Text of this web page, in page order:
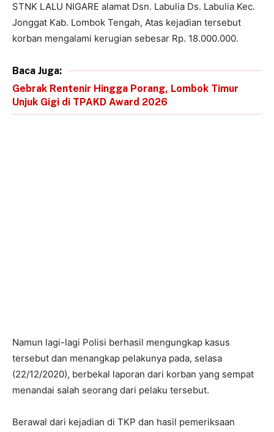
STNK LALU NIGARE alamat Dsn. Labulia Ds. Labulia Kec.
Jonggat Kab. Lombok Tengah, Atas kejadian tersebut
korban mengalami kerugian sebesar Rp. 18.000.000.
Baca Juga:
Gebrak Rentenir Hingga Porang, Lombok Timur
Unjuk Gigi di TPAKD Award 2026
Namun lagi-lagi Polisi berhasil mengungkap kasus
tersebut dan menangkap pelakunya pada, selasa
(22/12/2020), berbekal laporan dari korban yang sempat
menandai salah seorang dari pelaku tersebut.
Berawal dari kejadian di TKP dan hasil pemeriksaan